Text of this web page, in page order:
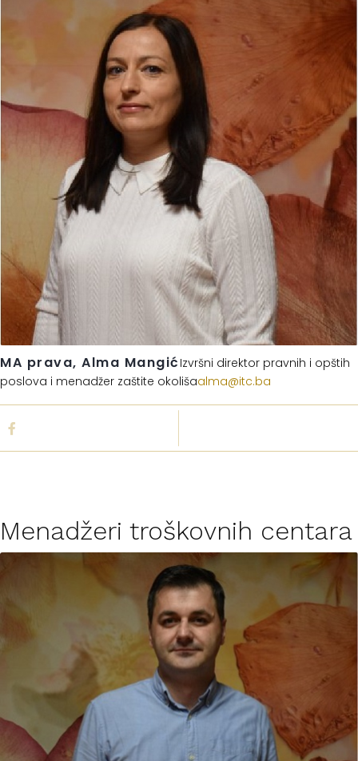
MA prava, Alma Mangić Izvršni direktor pravnih i opštih
poslova i menadžer zaštite okolišaalma@itc.ba
Menadžeri troškovnih centara